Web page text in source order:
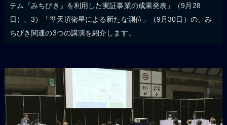
テム『みちびき』を利用した実証事業の成果発表」（9月28
日）、3）「準天頂衛星による新たな測位」（9月30日）の、み
ちびき関連の3つの講演を紹介します。